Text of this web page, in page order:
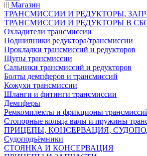
Магазин
ТРАНСМИССИИ И РЕДУКТОРЫ,
ТРАНСМИССИИ И РЕДУКТОРЫ В
Охладители трансмиссии
Подшипники редуктора/трансмиссии
Прокладки трансмиссий и редукторов
Щупы трансмиссии
Сальники трансмиссий и редукторов
Болты демпферов и трансмиссий
Кожухи трансмиссии
Шланги и фитинги трансмиссии
Демпферы
Ремкомплекты и фрикционы
Стопорные кольца валы и пружины
ПРИЦЕПЫ, КОНСЕРВАЦИЯ,
Судоподъёмники
СТОЯНКА И КОНСЕРВАЦИЯ